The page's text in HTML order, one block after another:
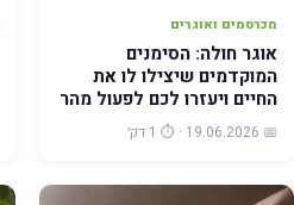
מכרסמים ואוגרים
אוגר חולה: הסימנים
המוקדמים שיצילו לו את
החיים ויעזרו לכם לפעול מהר
📅 19.06.2026 · ⏱️ 1 דק׳